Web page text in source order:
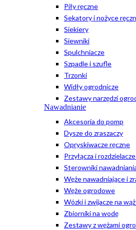
Piły ręczne
Sekatory i nożyce
Siekiery
Siewniki
Spulchniacze
Szpadle i szufle
Trzonki
Widły ogrodnicze
Zestawy narzędzi
Nawadnianie
Akcesoria do pomp
Dysze do zraszaczy
Opryskiwacze ręczne
Przyłącza i
Sterowniki
Węże nawadniające i
Węże ogrodowe
Wózki i zwijacze na
Zbiorniki na wodę
Zestawy z wężami